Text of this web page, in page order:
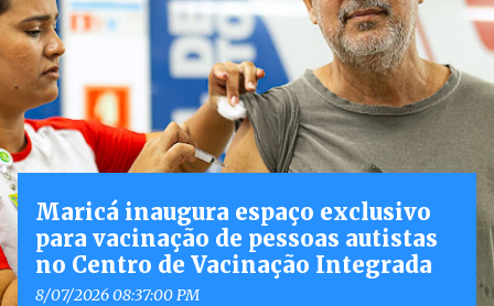
o
s
t
a
g
e
n
s
Maricá inaugura espaço exclusivo
para vacinação de pessoas autistas
no Centro de Vacinação Integrada
8/07/2026 08:37:00 PM